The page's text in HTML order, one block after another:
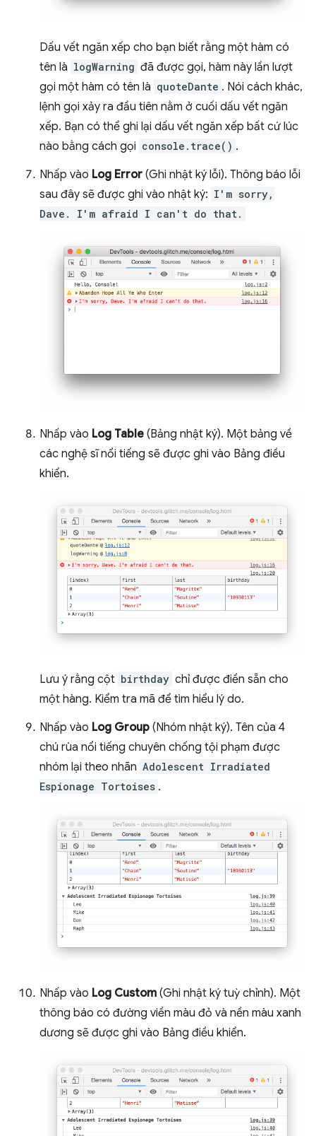
Dấu vết ngăn xếp cho bạn biết rằng một hàm có
tên là logWarning đã được gọi, hàm này lần lượt
gọi một hàm có tên là quoteDante . Nói cách khác,
lệnh gọi xảy ra đầu tiên nằm ở cuối dấu vết ngăn
xếp. Bạn có thể ghi lại dấu vết ngăn xếp bất cứ lúc
nào bằng cách gọi console.trace() .
Nhấp vào Log Error (Ghi nhật ký lỗi). Thông báo lỗi
sau đây sẽ được ghi vào nhật ký: I'm sorry,
Dave. I'm afraid I can't do that.
Nhấp vào Log Table (Bảng nhật ký). Một bảng về
các nghệ sĩ nổi tiếng sẽ được ghi vào Bảng điều
khiển.
Lưu ý rằng cột birthday chỉ được điền sẵn cho
một hàng. Kiểm tra mã để tìm hiểu lý do.
Nhấp vào Log Group (Nhóm nhật ký). Tên của 4
chú rùa nổi tiếng chuyên chống tội phạm được
nhóm lại theo nhãn Adolescent Irradiated
Espionage Tortoises .
Nhấp vào Log Custom (Ghi nhật ký tuỳ chỉnh). Một
thông báo có đường viền màu đỏ và nền màu xanh
dương sẽ được ghi vào Bảng điều khiển.